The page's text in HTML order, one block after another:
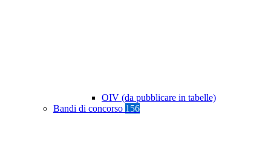
OIV (da pubblicare in tabelle)
Bandi di concorso 156